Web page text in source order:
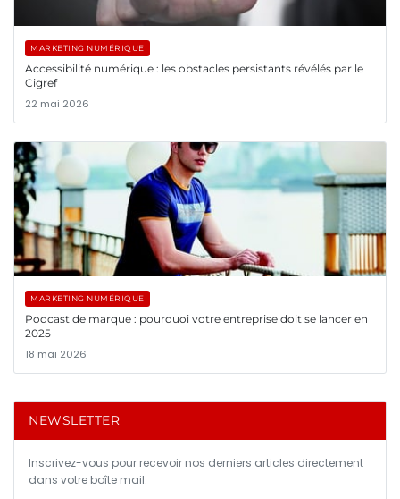
MARKETING NUMÉRIQUE
Accessibilité numérique : les obstacles persistants révélés par le
Cigref
22 mai 2026
MARKETING NUMÉRIQUE
Podcast de marque : pourquoi votre entreprise doit se lancer en
2025
18 mai 2026
NEWSLETTER
Inscrivez-vous pour recevoir nos derniers articles directement
dans votre boîte mail.